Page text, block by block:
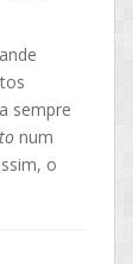
sempre
num
o